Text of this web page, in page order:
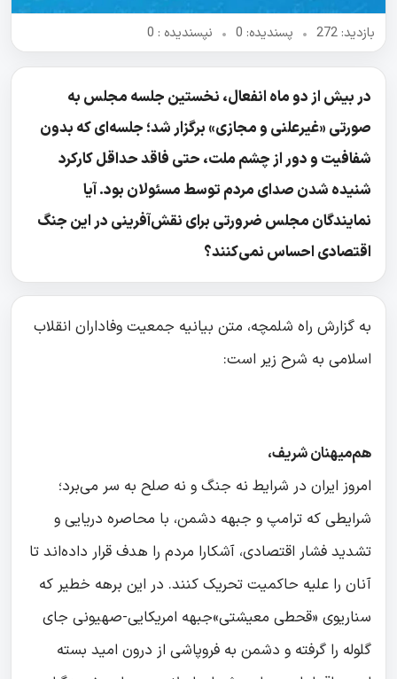
بازدید: 272 • پسندیده: 0 • نپسندیده‌ : 0
در بیش از دو ماه انفعال، نخستین جلسه مجلس به
صورتی «غیرعلنی و مجازی» برگزار شد؛ جلسه‌ای که بدون
شفافیت و دور از چشم ملت، حتی فاقد حداقل کارکرد
شنیده شدن صدای مردم توسط مسئولان بود. آیا
نمایندگان مجلس ضرورتی برای نقش‌آفرینی در این جنگ
اقتصادی احساس نمی‌کنند؟
به گزارش راه شلمچه، متن بیانیه جمعیت وفاداران انقلاب
اسلامی به شرح زیر است:
هم‌میهنان شریف،
امروز ایران در شرایط نه جنگ و نه صلح به سر می‌برد؛
شرایطی که ترامپ و جبهه دشمن، با محاصره دریایی و
تشدید فشار اقتصادی، آشکارا مردم را هدف قرار داده‌اند تا
آنان را علیه حاکمیت تحریک کنند. در این برهه خطیر که
سناریوی «قحطی معیشتی»جبهه امریکایی-صهیونی جای
گلوله را گرفته و دشمن به فروپاشی از درون امید بسته